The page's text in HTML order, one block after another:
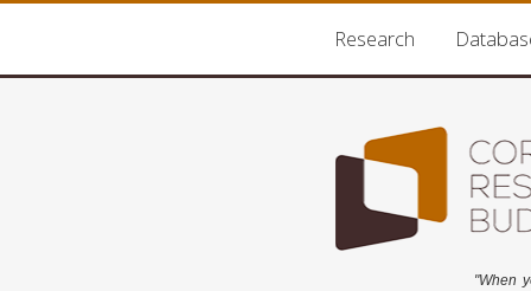
Research
"When